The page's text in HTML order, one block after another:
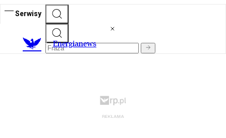
Serwisy
Energianews